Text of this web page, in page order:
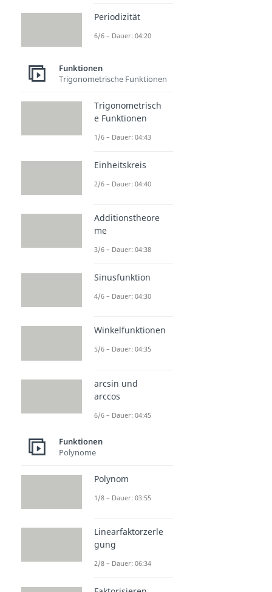
Periodizität
6/6 – Dauer: 04:20
Funktionen
Trigonometrische Funktionen
Trigonometrisch
e Funktionen
1/6 – Dauer: 04:43
Einheitskreis
2/6 – Dauer: 04:40
Additionstheore
me
3/6 – Dauer: 04:38
Sinusfunktion
4/6 – Dauer: 04:30
Winkelfunktionen
5/6 – Dauer: 04:35
arcsin und
arccos
6/6 – Dauer: 04:45
Funktionen
Polynome
Polynom
1/8 – Dauer: 03:55
Linearfaktorzerle
gung
2/8 – Dauer: 06:34